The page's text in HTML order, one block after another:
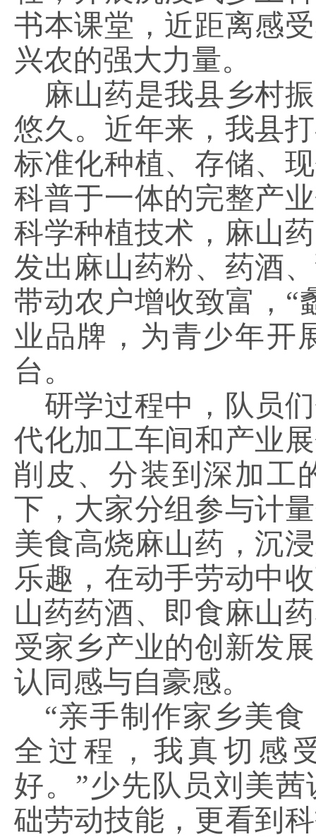
书本课堂，近距离感
兴农的强大力量。
麻山药是我县乡村
悠久。近年来，我县
标准化种植、存储、
科普于一体的完整产
科学种植技术，麻山
发出麻山药粉、药酒
带动农户增收致富， “
业品牌，为青少年开
台。
研学过程中，队员
代化加工车间和产业
削皮、分装到深加工
下，大家分组参与计
美食高烧麻山药，沉
乐趣，在动手劳动中
山药药酒、即食麻山
受家乡产业的创新发
认同感与自豪感。
“亲手制作家乡美
全过程，我真切感
好。”少先队员刘美
础劳动技能，更看到